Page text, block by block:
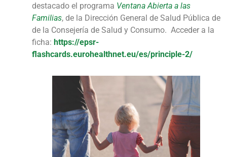
destacado el programa Ventana Abierta a las
Familias, de la Dirección General de Salud Pública de
de la Consejería de Salud y Consumo. Acceder a la
ficha: https://epsr-
flashcards.eurohealthnet.eu/es/principle-2/